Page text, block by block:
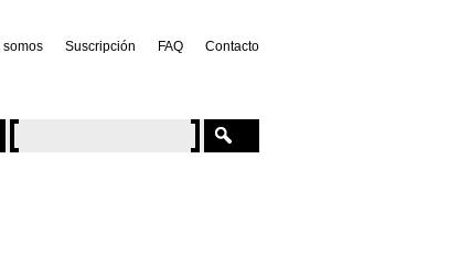
somos Suscripción FAQ Contacto